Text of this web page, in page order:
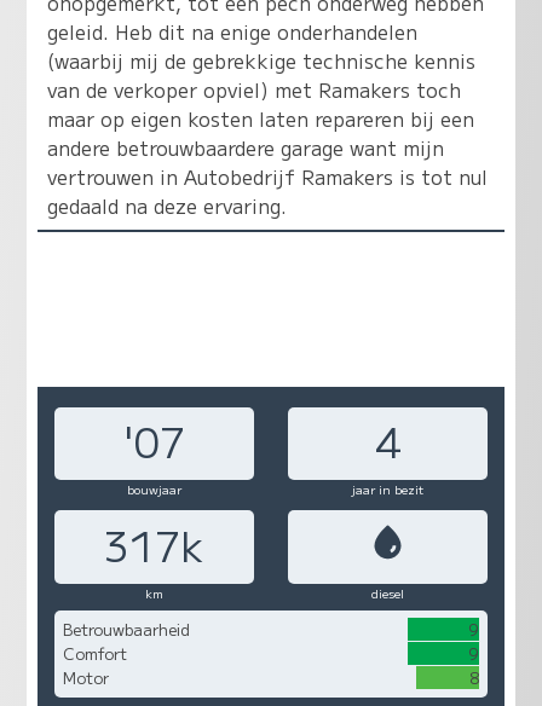
geleid. Heb dit na enige onderhandelen
(waarbij mij de gebrekkige technische kennis
van de verkoper opviel) met Ramakers toch
maar op eigen kosten laten repareren bij een
andere betrouwbaardere garage want mijn
vertrouwen in Autobedrijf Ramakers is tot nul
gedaald na deze ervaring.
'07 4
bouwjaar jaar in bezit
317k
km diesel
Betrouwbaarheid
9
Comfort
9
Motor
8